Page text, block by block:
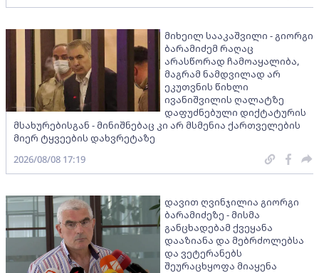
მიხეილ სააკაშვილი - გიორგი
ბარამიძემ რაღაც
არასწორად ჩამოაყალიბა,
მაგრამ ნამდვილად არ
ეკუთვნის წიხლი
ივანიშვილის ღალატზე
დაფუძნებული დიქტატურის
მსახურებისგან - მინიშნებაც კი არ მსმენია ქართველების
მიერ ტყვეების დახვრეტაზე
2026/08/08 17:19
დავით ღვინჯილია გიორგი
ბარამიძეზე - მისმა
განცხადებამ ქვეყანა
დააზიანა და მებრძოლებსა
და ვეტერანებს
შეურაცხყოფა მიაყენა